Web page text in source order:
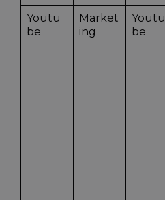
Youtu
be
Market
ing
Youtu
be